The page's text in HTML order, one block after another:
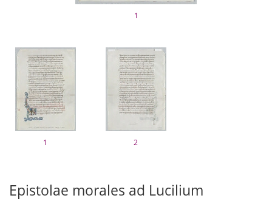
1
1 2
Epistolae morales ad Lucilium